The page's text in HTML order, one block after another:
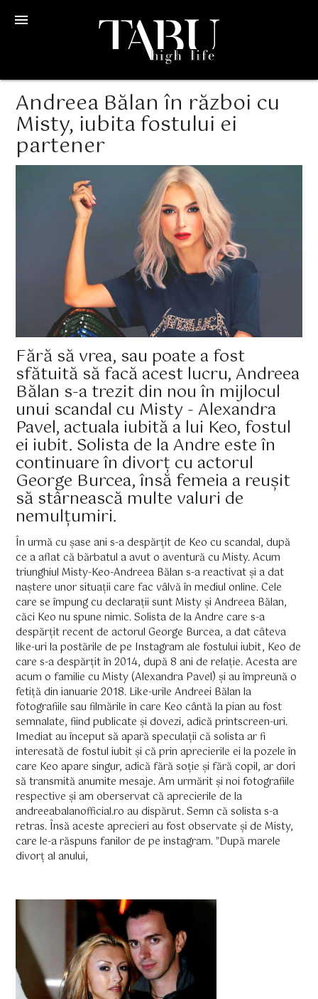
menu
Andreea Bălan în război cu
Misty, iubita fostului ei
partener
Fără să vrea, sau poate a fost
sfătuită să facă acest lucru, Andreea
Bălan s-a trezit din nou în mijlocul
unui scandal cu Misty - Alexandra
Pavel, actuala iubită a lui Keo, fostul
ei iubit. Solista de la Andre este în
continuare în divorț cu actorul
George Burcea, însă femeia a reușit
să stârnească multe valuri de
nemulțumiri.
În urmă cu șase ani s-a despărțit de Keo cu scandal, după
ce a aflat că bărbatul a avut o aventură cu Misty. Acum
triunghiul Misty-Keo-Andreea Bălan s-a reactivat și a dat
naștere unor situații care fac vâlvă în mediul online. Cele
care se împung cu declarații sunt Misty și Andreea Bălan,
căci Keo nu spune nimic. Solista de la Andre care s-a
despărțit recent de actorul George Burcea, a dat câteva
like-uri la postările de pe Instagram ale fostului iubit, Keo de
care s-a despărțit în 2014, după 8 ani de relație. Acesta are
acum o familie cu Misty (Alexandra Pavel) și au împreună o
fetiță din ianuarie 2018. Like-urile Andreei Bălan la
fotografiile sau filmările în care Keo cântă la pian au fost
semnalate, fiind publicate și dovezi, adică printscreen-uri.
Imediat au început să apară speculații că solista ar fi
interesată de fostul iubit și că prin aprecierile ei la pozele în
care Keo apare singur, adică fără soție și fără copil, ar dori
să transmită anumite mesaje. Am urmărit și noi fotografiile
respective și am oberservat că aprecierile de la
andreeabalanofficial.ro au dispărut. Semn că solista s-a
retras. Însă aceste aprecieri au fost observate și de Misty,
care le-a răspuns fanilor de pe instagram. "După marele
divorț al anului,